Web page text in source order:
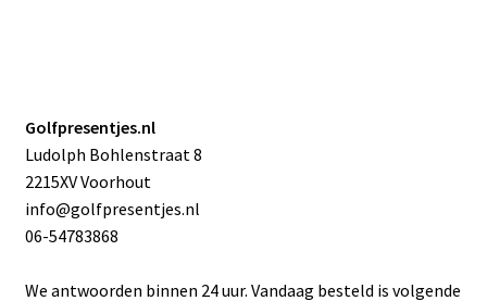
Golfpresentjes.nl
Ludolph Bohlenstraat 8
2215XV Voorhout
info@golfpresentjes.nl
06-54783868
We antwoorden binnen 24 uur. Vandaag besteld is volgende